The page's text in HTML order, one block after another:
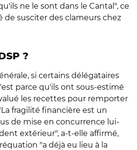
ne le sont dans le Cantal", ce
de susciter des clameurs chez
?
si certains délégataires
parce qu'ils ont sous-estimé
les recettes pour remporter
fragilité financière est un
de mise en concurrence lui-
extérieur", a-t-elle affirmé,
"a déjà eu lieu à la